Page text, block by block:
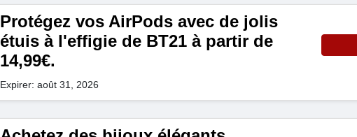
Protégez vos AirPods avec de jolis
étuis à l'effigie de BT21 à partir de
14,99€.
Expirer: août 31, 2026